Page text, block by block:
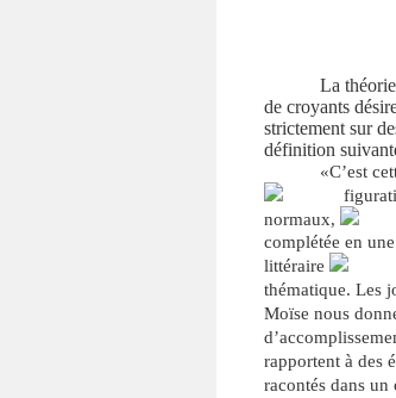
La
de croyants
strictement sur
définition
«C’est
normaux,
complétée en
littéraire
thématique. Les
Moïse nous
rapportent à des
racontés dans